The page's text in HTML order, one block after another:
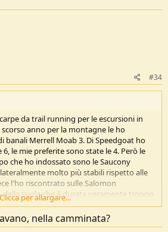
#34
da trail running per le escursioni in
anno per la montagne le ho
banali Merrell Moab 3. Di Speedgoat ho
le mie preferite sono state le 4. Però le
che ho indossato sono le Saucony
molto più stabili rispetto alle
l'ho riscontrato sulle Salomon
della suola che è durata veramente troppo
un paio di Speedgoat 6, ma una volta
di questo marchio. Due mesetti fa ho
16 ma devo ancora testarle per bene.
Clicca per allargare...
nella camminata?